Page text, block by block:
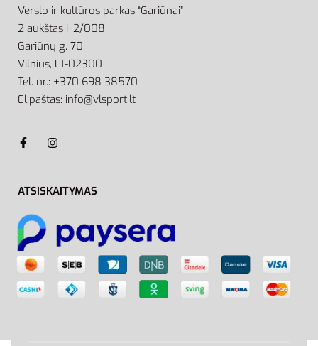
Verslo ir kultūros parkas “Gariūnai”
2 aukštas H2/008
Gariūnų g. 70,
Vilnius, LT-02300
Tel. nr.: +370 698 38570
El.paštas: info@vlsport.lt
ATSISKAITYMAS